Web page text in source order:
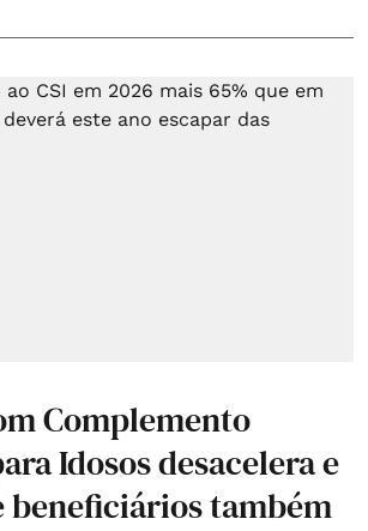
Complemento
Idosos desacelera e
beneficiários também